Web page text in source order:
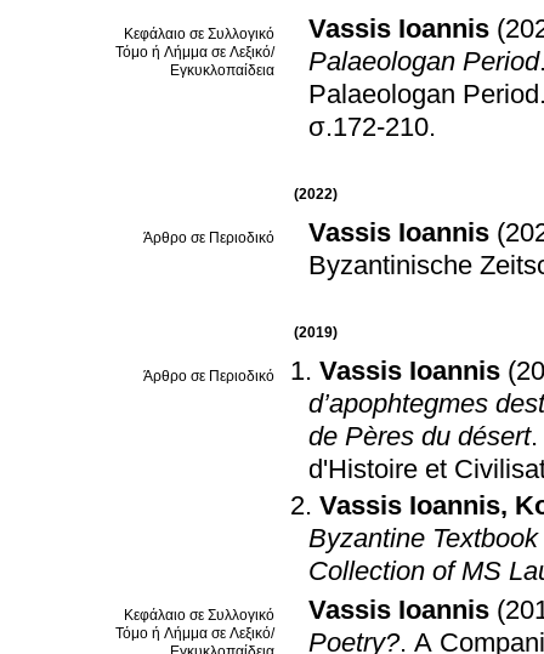
Κεφάλαιο σε Συλλογικό
Τόμο ή Λήμμα σε Λεξικό/
Εγκυκλοπαίδεια
Vassis Ioannis
Palaeologan Period
Palaeologan Period
σ.172-210.
(2022)
Άρθρο σε Περιοδικό Vassis Ioannis
Byzantinische
(2019)
Άρθρο σε Περιοδικό Vassis Ioannis
d’apophtegmes
de Pères du désert.
d'Histoire et
Vassis Ioannis,
Byzantine
Collection of MS
Κεφάλαιο σε Συλλογικό
Τόμο ή Λήμμα σε Λεξικό/
Vassis Ioannis
Poetry?. A